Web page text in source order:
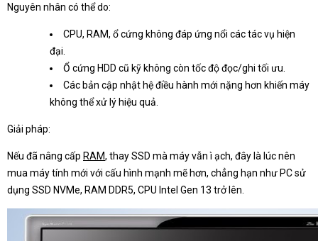
Nguyên nhân có thể do:
CPU, RAM, ổ cứng không đáp ứng nổi các tác vụ hiện
đại.
Ổ cứng HDD cũ kỹ không còn tốc độ đọc/ghi tối ưu.
Các bản cập nhật hệ điều hành mới nặng hơn khiến máy
không thể xử lý hiệu quả.
Giải pháp:
Nếu đã nâng cấp RAM, thay SSD mà máy vẫn ì ạch, đây là lúc nên
mua máy tính mới với cấu hình mạnh mẽ hơn, chẳng hạn như PC sử
dụng SSD NVMe, RAM DDR5, CPU Intel Gen 13 trở lên.